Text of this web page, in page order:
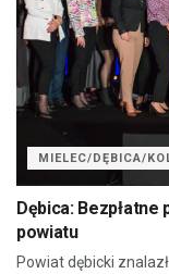
MIELEC/DĘBICA/
Dębica:
powiatu
Powiat dębicki